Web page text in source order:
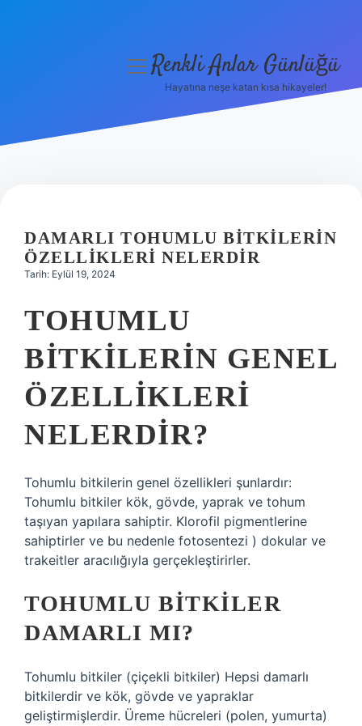
Hakkımızda
menüyüRenkli Anlar Günlüğü
Hayatına neşe katan kısa hikayeler!
DAMARLI TOHUMLU BITKILERIN
ÖZELLIKLERI NELERDIR
Tarih: Eylül 19, 2024
TOHUMLU
BITKILERIN GENEL
ÖZELLIKLERI
NELERDIR?
Tohumlu bitkilerin genel özellikleri şunlardır:
Tohumlu bitkiler kök, gövde, yaprak ve tohum
taşıyan yapılara sahiptir. Klorofil pigmentlerine
sahiptirler ve bu nedenle fotosentezi ) dokular ve
trakeitler aracılığıyla gerçekleştirirler.
TOHUMLU BITKILER
DAMARLI MI?
Tohumlu bitkiler (çiçekli bitkiler) Hepsi damarlı
bitkilerdir ve kök, gövde ve yapraklar
geliştirmişlerdir. Üreme hücreleri (polen, yumurta)